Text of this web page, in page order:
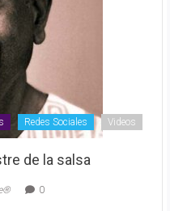
Redes Sociales Videos
de la salsa
0